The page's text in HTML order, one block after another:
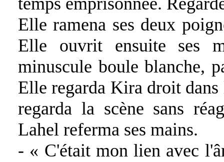
Elle ramena ses deux
Elle ouvrit ensuite ses
minuscule boule blanche,
Elle regarda Kira droit
regarda la scène sans
Lahel referma ses mains.
- « C'était mon lien avec